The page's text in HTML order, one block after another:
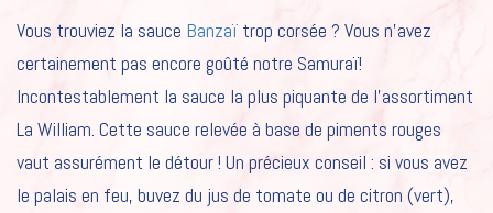
Vous trouviez la sauce Banzaï trop corsée ? Vous n’avez
certainement pas encore goûté notre Samuraï!
Incontestablement la sauce la plus piquante de l’assortiment
La William. Cette sauce relevée à base de piments rouges
vaut assurément le détour ! Un précieux conseil : si vous avez
le palais en feu, buvez du jus de tomate ou de citron (vert),